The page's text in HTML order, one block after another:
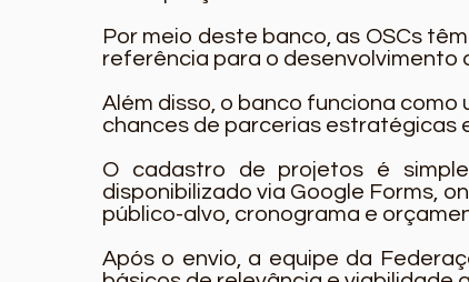
Por meio deste banco, as OSCs
referência para o desenvolvimento
Além disso, o banco funciona
chances de parcerias estratégicas
O cadastro de projetos é
disponibilizado via Google Forms,
público-alvo, cronograma e
Após o envio, a equipe da